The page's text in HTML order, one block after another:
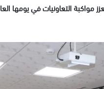
مواكبة التعاونيات في يومها